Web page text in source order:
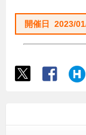
開催日 2023/